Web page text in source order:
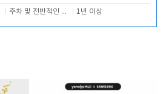
주차 및 전반적인 당번업무 1년 이상